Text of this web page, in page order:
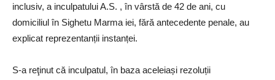
inclusiv, a inculpatului A.S. , în vârstă de 42 de ani, cu
domiciliul în Sighetu Marma iei, fără antecedente penale, au
explicat reprezentanții instanței.
S-a reţinut că inculpatul, în baza aceleiași rezoluții